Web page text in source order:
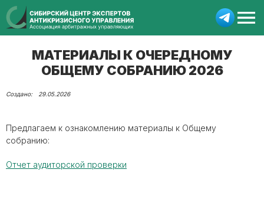
МАТЕРИАЛЫ К ОЧЕРЕДНОМУ
ОБЩЕМУ СОБРАНИЮ 2026
29.05.2026
Предлагаем к ознакомлению материалы к Общему
собранию:
Отчет аудиторской проверки